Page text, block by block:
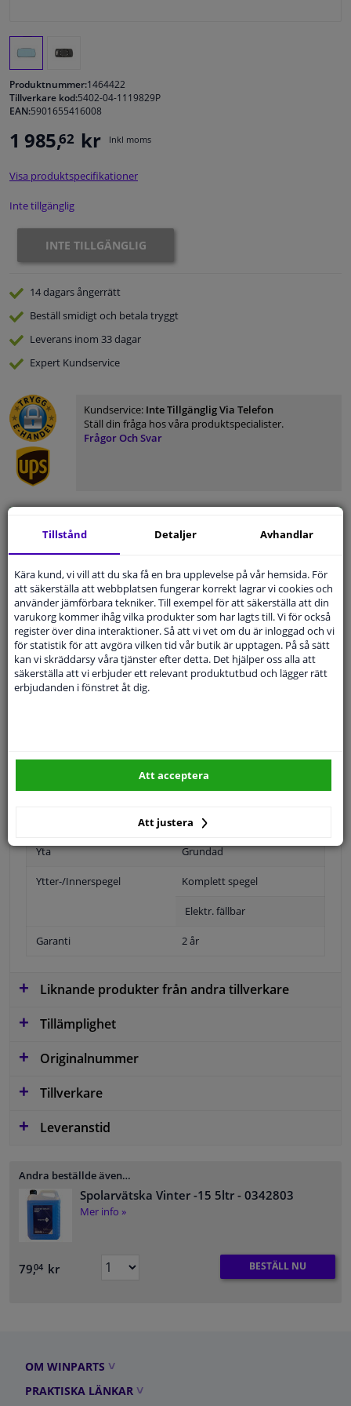
Fönster & Tillbehör
Bilvård & Tillbehör
Husbil, motorcykel, cykel & båt
Sensorer & Elsystem
Produktnummer:1464422
Tillverkare kod:5402-04-1119829P
EAN:5901655416008
1 985,62 kr Inkl moms
Visa produktspecifikationer
Inte tillgänglig
INTE TILLGÄNGLIG
14 dagarsångerrätt
Beställ smidigt och betala tryggt
Leverans inom 33 dagar
Expert Kundservice
Kundservice: Inte Tillgänglig Via Telefon
Ställ din fråga hos våra produktspecialister.
Frågor Och Svar
Fyll i ditt registreringsnummereller Välj din bil.
SÖK
Specifikationer
Blåtonad
Årsmodell till 2005
Elektrisk
Yta Grundad
Ytter-/Innerspegel Komplett spegel
Elektr. fällbar
Garanti 2 år
Liknande produkter från andra tillverkare
Tillämplighet
Originalnummer
Tillverkare
Leveranstid
Andra beställde även…
Spolarvätska Vinter -15 5ltr - 0342803
Mer info »
79,04 kr BESTÄLL NU
OM WINPARTS
PRAKTISKA LÄNKAR
Tillstånd Detaljer Avhandlar
Kära kund, vi vill att du ska få en bra upplevelse på vår hemsida. För
att säkerställa att webbplatsen fungerar korrekt lagrar vi cookies och
använder jämförbara tekniker. Till exempel för att säkerställa att din
varukorg kommer ihåg vilka produkter som har lagts till. Vi för också
register över dina interaktioner. Så att vi vet om du är inloggad och vi
för statistik för att avgöra vilken tid vår butik är upptagen. På så sätt
kan vi skräddarsy våra tjänster efter detta. Det hjälper oss alla att
säkerställa att vi erbjuder ett relevant produktutbud och lägger rätt
erbjudanden i fönstret åt dig.
Att justera
Att acceptera